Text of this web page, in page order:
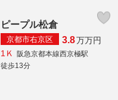
ピープル松倉
京都市右京区 3.8万万円
1Ｋ 阪急京都本線西京極駅
徒歩13分